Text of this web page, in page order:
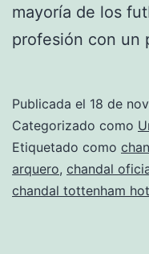
mayoría de los
profesión con un
Publicada el 18 de
Categorizado como
Etiquetado como
arquero, chandal
chandal tottenham